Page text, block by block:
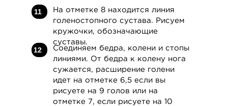
На отметке 8 находится линия
голеностопного сустава. Рисуем
кружочки, обозначающие
суставы.
11
Соединяем бедра, колени и стопы
линиями. От бедра к колену нога
сужается, расширение голени
идет на отметке 6,5 если вы
рисуете на 9 голов или на
отметке 7, если рисуете на 10
12